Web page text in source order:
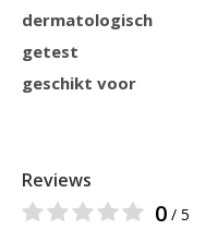
dermatologisch
getest
geschikt voor
Reviews
0 / 5